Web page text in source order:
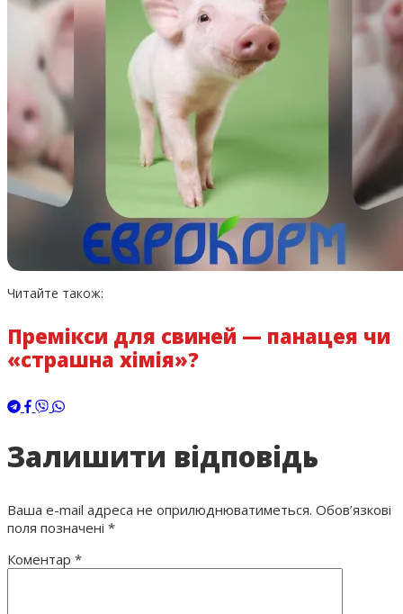
Читайте також:
Премікси для свиней — панацея чи
«страшна хімія»?
Залишити відповідь
Ваша e-mail адреса не оприлюднюватиметься. Обов’язкові
поля позначені *
Коментар *